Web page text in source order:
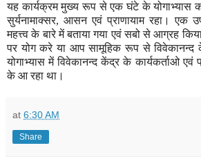
यह कार्यक्रम मुख्य रूप से एक घंटे के योगाभ्यास
सुर्यनामाक्सर, आसन एवं प्राणायाम रहा। एक
महत्त्व के बारे में बताया गया एवं सबो से आग्रह
पर योग करे या आप सामूहिक रूप से विवेकानन्द
योगाभ्यास में विवेकानन्द केंद्र के कार्यकर्ताओ एवं
के आ रहा था।
at 6:30 AM
Share